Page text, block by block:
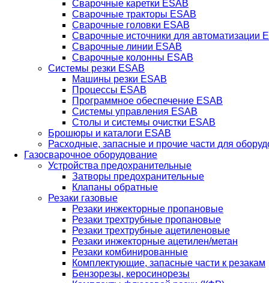
Сварочные каретки ESAB
Сварочные тракторы ESAB
Сварочные головки ESAB
Сварочные источники для автоматизации
Сварочные линии ESAB
Сварочные колонны ESAB
Системы резки ESAB
Машины резки ESAB
Процессы ESAB
Программное обеспечение ESAB
Системы управления ESAB
Столы и системы очистки ESAB
Брошюры и каталоги ESAB
Расходные, запасные и прочие части для
Газосварочное оборудование
Устройства предохранительные
Затворы предохранительные
Клапаны обратные
Резаки газовые
Резаки инжекторные пропановые
Резаки трехтрубные пропановые
Резаки трехтрубные ацетиленовые
Резаки инжекторные ацетилен/метан
Резаки комбинированные
Комплектующие, запасные части к резакам
Бензорезы, керосинорезы